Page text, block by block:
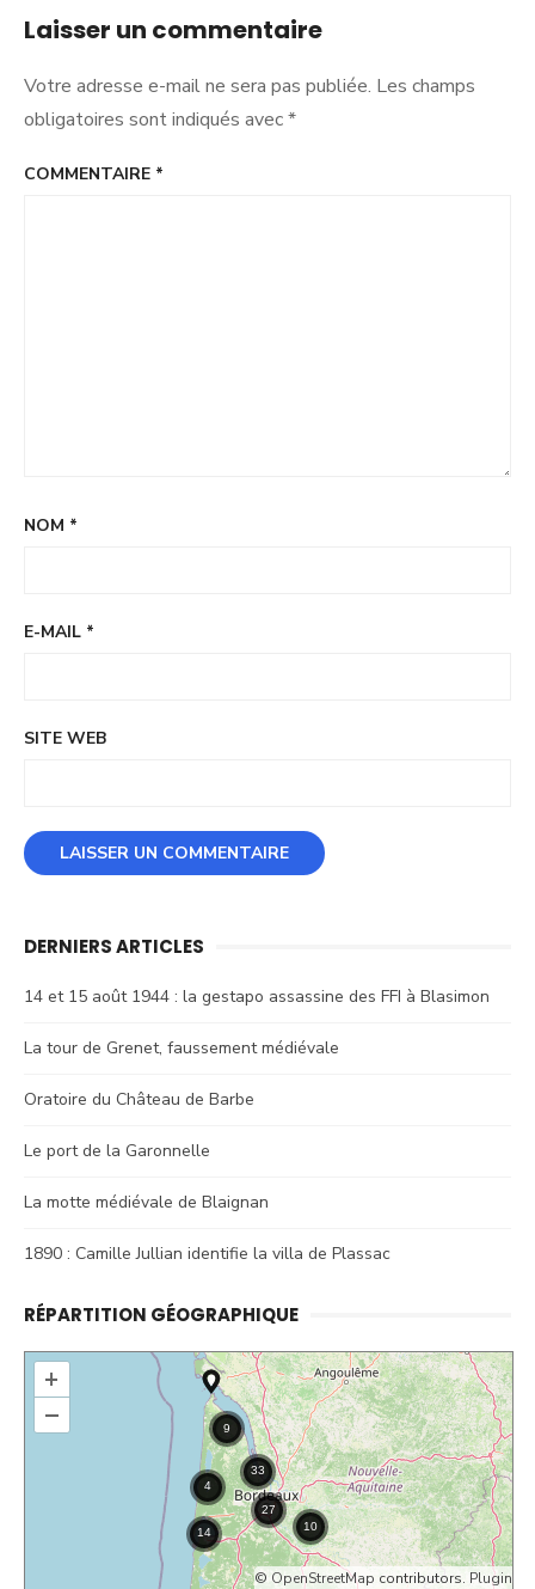
Laisser un commentaire
Votre adresse e-mail ne sera pas publiée. Les champs
obligatoires sont indiqués avec*
COMMENTAIRE *
NOM *
E-MAIL *
SITE WEB
DERNIERS ARTICLES
14 et 15 août 1944 : la gestapo assassine des FFI à Blasimon
La tour de Grenet, faussement médiévale
Oratoire du Château de Barbe
Le port de la Garonnelle
La motte médiévale de Blaignan
1890 : Camille Jullian identifie la villa de Plassac
RÉPARTITION GÉOGRAPHIQUE
+
–
© OpenStreetMap contributors. Plugin